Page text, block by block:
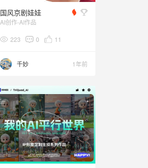
国风京剧娃娃
AI创作-AI作品
223 0 11
千妙 1年前